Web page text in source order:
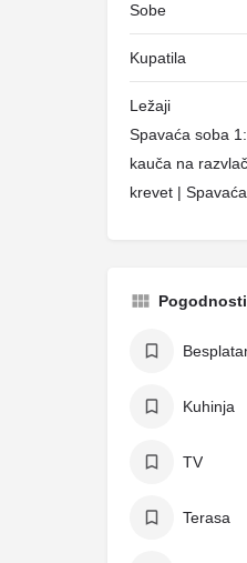
Sobe
Kupatila
Ležaji
Spavaća soba
kauča na
krevet |
Pogodnosti
Kuhinja
TV
Terasa